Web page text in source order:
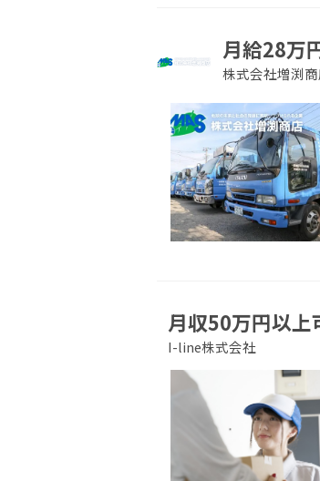
月給28万
株式会社増渕
月収50万円以上
I-line株式会社